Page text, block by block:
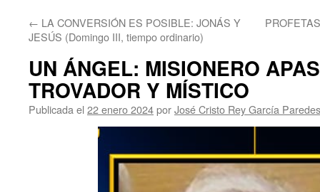
← LA CONVERSIÓN ES POSIBLE: JONÁS Y
JESÚS (Domingo III, tiempo ordinario)
UN ÁNGEL: MISIONERO
TROVADOR Y MÍSTICO
Publicada el 22 enero 2024porJosé Cristo Rey García Paredes